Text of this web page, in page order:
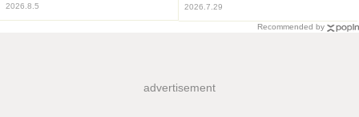
2026.8.5 2026.7.29
Recommended by
advertisement